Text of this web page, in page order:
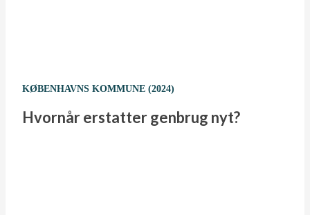
KØBENHAVNS KOMMUNE (2024)
Hvornår erstatter genbrug nyt?